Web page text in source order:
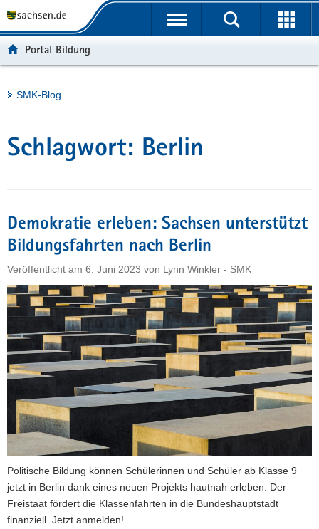
t
e
r
i
f
e
n
d
e
N
a
v
i
a
i
u
h
a
e
v
e
Portalübergreifende
Portal Bildung
Hauptinhalt
SMK-Blog
Schlagwort: Berlin
Demokratie erleben: Sachsen unterstützt
Bildungsfahrten nach Berlin
Veröffentlicht am 6. Juni 2023 von Lynn Winkler - SMK
Politische Bildung können Schülerinnen und Schüler ab Klasse 9
jetzt in Berlin dank eines neuen Projekts hautnah erleben. Der
Freistaat fördert die Klassenfahrten in die Bundeshauptstadt
finanziell. Jetzt anmelden!